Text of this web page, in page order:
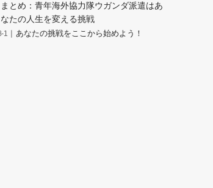
まとめ：青年海外協力隊ウガンダ派遣はあ
なたの人生を変える挑戦
あなたの挑戦をここから始めよう！